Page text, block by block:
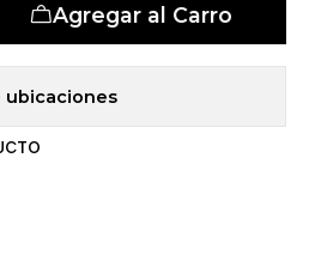
Agregar al Carro
ubicaciones